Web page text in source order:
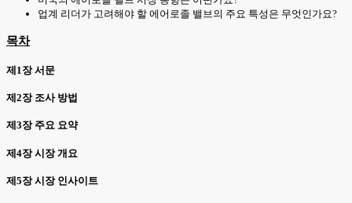
업계 리더가 고려해야 할 에어로졸 밸브의 주요 특성은 무엇인가요?
목차
제1장 서문
제2장 조사 방법
제3장 주요 요약
제4장 시장 개요
제5장 시장 인사이트